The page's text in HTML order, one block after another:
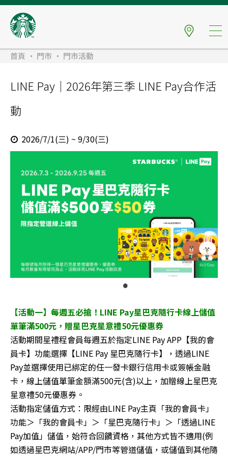
首頁 門市 門市活動
LINE Pay｜2026年第三季 LINE Pay合作活
動
2026/7/1(三) ~ 9/30(三)
【活動一】每週五必搶！LINE Pay星巴克隨⾏卡線上儲值
單筆滿500元，贈星巴克星意禮50元優惠券
活動期間星禮程會員每週五於指定LINE Pay APP【我的會
員卡】功能選擇【LINE Pay 星巴克隨行卡】，透過LINE
Pay並選擇使用已綁定的任一發卡銀行信用卡或簽帳金融
卡，線上儲值單筆金額滿500元(含)以上，加贈線上星巴克
星意禮50元優惠券。
活動指定儲值方式：限經由LINE Pay主頁「我的會員卡」
功能＞「我的會員卡」＞「星巴克隨行卡」＞「透過LINE
Pay加值」儲值，始符合回饋資格，其他方式皆不適用(例
如透過星巴克網站/APP/門市等管道儲值，或儲值到其他隨